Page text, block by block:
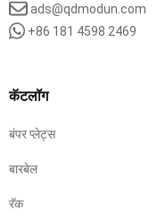
ads@qdmodun.com
+86 181 4598 2469
कॅटलॉग
बंपर प्लेट्स
बारबेल
रॅक